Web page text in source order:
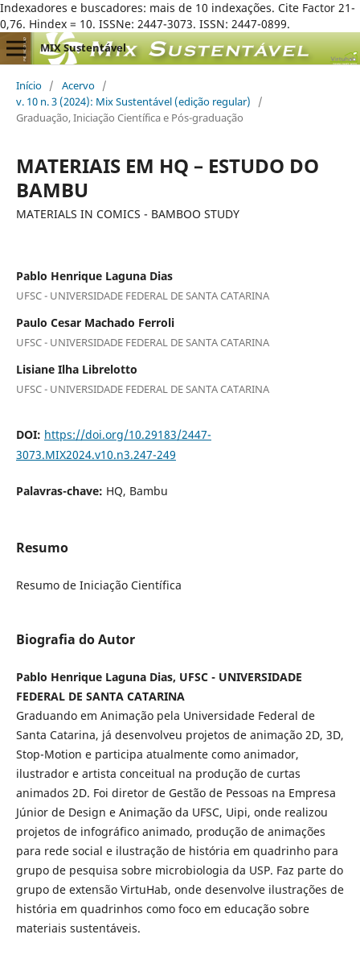
Indexadores e buscadores: mais de 10 indexações. Cite Factor 21-
0,76. Hindex = 10. ISSNe: 2447-3073. ISSN: 2447-0899.
MIX Sustentável
Início / Acervo /
v. 10 n. 3 (2024): Mix Sustentável (edição regular)
/
Graduação, Iniciação Científica e Pós-graduação
MATERIAIS EM HQ – ESTUDO DO
BAMBU
MATERIALS IN COMICS - BAMBOO STUDY
Pablo Henrique Laguna Dias
UFSC - UNIVERSIDADE FEDERAL DE SANTA CATARINA
Paulo Cesar Machado Ferroli
UFSC - UNIVERSIDADE FEDERAL DE SANTA CATARINA
Lisiane Ilha Librelotto
UFSC - UNIVERSIDADE FEDERAL DE SANTA CATARINA
DOI: https://doi.org/10.29183/2447-
3073.MIX2024.v10.n3.247-249
Palavras-chave: HQ, Bambu
Resumo
Resumo de Iniciação Científica
Biografia do Autor
Pablo Henrique Laguna Dias, UFSC - UNIVERSIDADE
FEDERAL DE SANTA CATARINA
Graduando em Animação pela Universidade Federal de
Santa Catarina, já desenvolveu projetos de animação 2D, 3D,
Stop-Motion e participa atualmente como animador,
ilustrador e artista conceitual na produção de curtas
animados 2D. Foi diretor de Gestão de Pessoas na Empresa
Júnior de Design e Animação da UFSC, Uipi, onde realizou
projetos de infográfico animado, produção de animações
para rede social e ilustração de história em quadrinho para
grupo de pesquisa sobre microbiologia da USP. Faz parte do
grupo de extensão VirtuHab, onde desenvolve ilustrações de
história em quadrinhos como foco em educação sobre
materiais sustentáveis.